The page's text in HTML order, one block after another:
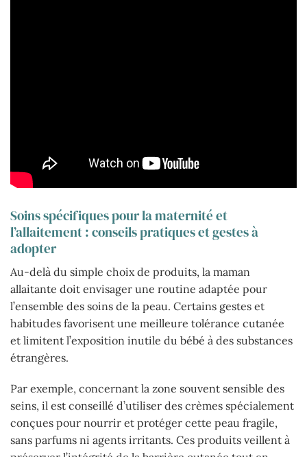
Soins spécifiques pour la maternité et
l’allaitement : conseils pratiques et gestes à
adopter
Au-delà du simple choix de produits, la maman
allaitante doit envisager une routine adaptée pour
l’ensemble des soins de la peau. Certains gestes et
habitudes favorisent une meilleure tolérance cutanée
et limitent l’exposition inutile du bébé à des substances
étrangères.
Par exemple, concernant la zone souvent sensible des
seins, il est conseillé d’utiliser des crèmes spécialement
conçues pour nourrir et protéger cette peau fragile,
sans parfums ni agents irritants. Ces produits veillent à